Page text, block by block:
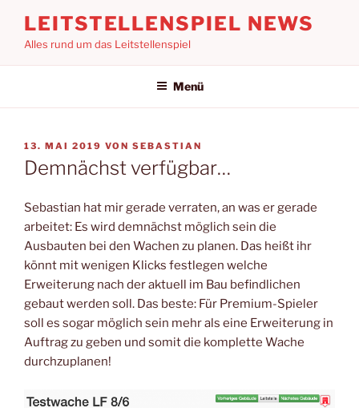
Inhalt
springen
LEITSTELLENSPIEL NEWS
Alles rund um das Leitstellenspiel
Menü
VERÖFFENTLICHT
AM
13. MAI 2019 VON SEBASTIAN
Demnächst verfügbar…
Sebastian hat mir gerade verraten, an was er gerade
arbeitet: Es wird demnächst möglich sein die
Ausbauten bei den Wachen zu planen. Das heißt ihr
könnt mit wenigen Klicks festlegen welche
Erweiterung nach der aktuell im Bau befindlichen
gebaut werden soll. Das beste: Für Premium-Spieler
soll es sogar möglich sein mehr als eine Erweiterung in
Auftrag zu geben und somit die komplette Wache
durchzuplanen!